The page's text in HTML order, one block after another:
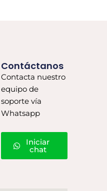
Contáctanos
Contacta nuestro
equipo de
soporte vía
Whatsapp
Iniciar
chat